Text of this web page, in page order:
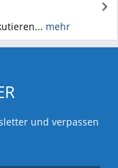
mehr
und verpassen